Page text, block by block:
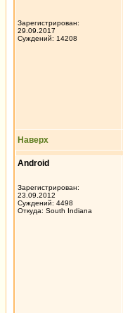
Зарегистрирован:
29.09.2017
Суждений: 14208
Наверх
Android
Зарегистрирован:
23.09.2012
Суждений: 4498
Откуда: South Indiana